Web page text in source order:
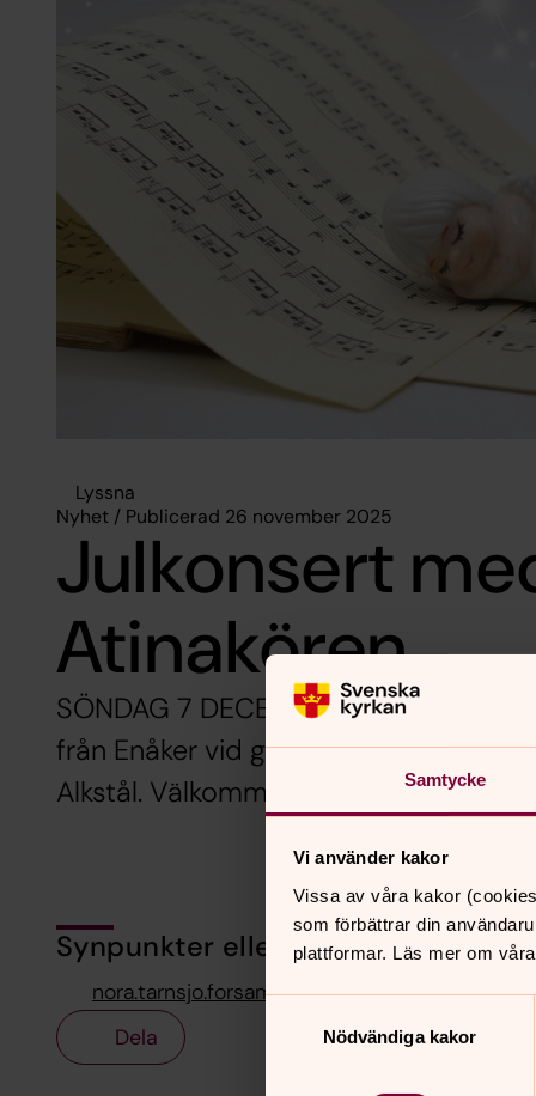
Samtycke
Vi använder kakor
Vissa av våra kakor
som förbättrar din
plattformar. Läs mer om
Samtyckesval
Nödvändiga kakor
Lyssna
Nyhet / Publicerad 26 november 2025
Julkonsert
Atinakören
SÖNDAG 7 DECEMBER 15.00 i Nora
från Enåker vid gudstjänsten på 2:a
Alkstål. Välkommen!
Synpunkter eller frågor på sidans
nora.tarnsjo.forsamling@svenskakyrkan.se
Dela